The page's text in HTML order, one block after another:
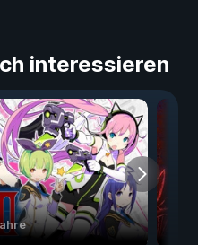
interessieren